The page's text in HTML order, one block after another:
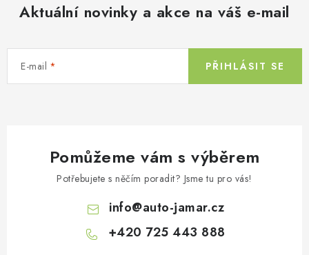
Aktuální novinky a akce na váš e-mail
E-mail PŘIHLÁSIT SE
Pomůžeme vám s výběrem
Potřebujete s něčím poradit? Jsme tu pro vás!
info@auto-jamar.cz
+420 725 443 888